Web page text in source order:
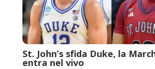
St. John’s sfida Duke, la
entra nel vivo